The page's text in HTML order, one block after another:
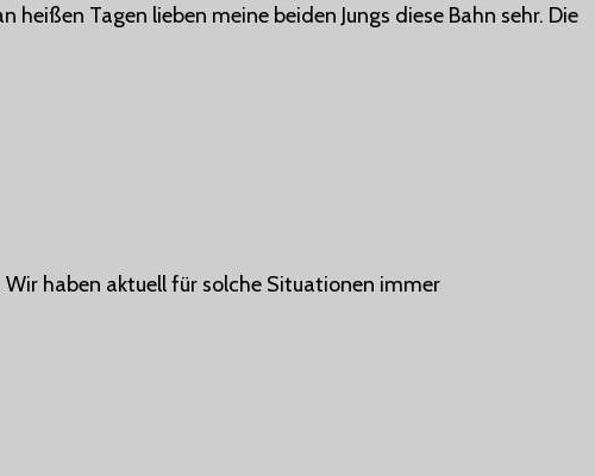
heißen Tagen lieben meine beiden Jungs diese Bahn sehr. Die
haben aktuell für solche Situationen immer